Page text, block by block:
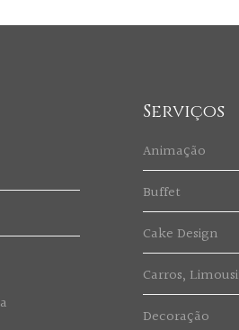
Serviços
Animação
Buffet
Cake Design
Carros,
Decoração